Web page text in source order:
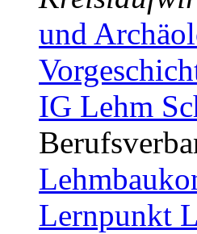
und
IG Lehm
Lernpunkt